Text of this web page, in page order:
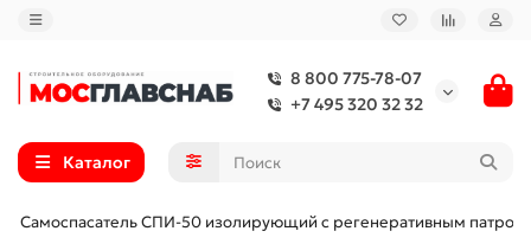
8 800 775-78-07
+7 495 320 32 32
Каталог
Самоспасатель СПИ-50 изолирующий с регенеративным